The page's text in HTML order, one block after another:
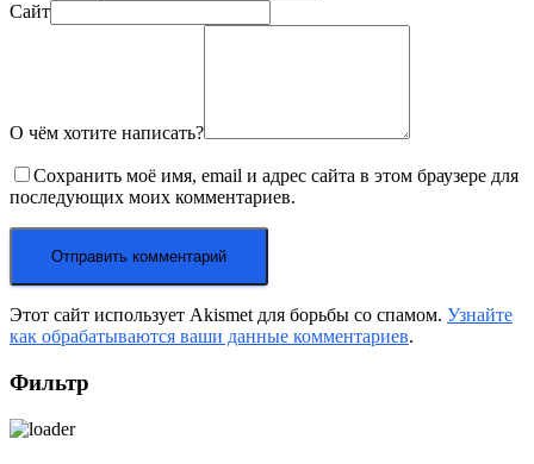
Сайт
О чём хотите написать?
Сохранить моё имя, email и адрес сайта в этом браузере для
последующих моих комментариев.
Этот сайт использует Akismet для борьбы со спамом. Узнайте
как обрабатываются ваши данные комментариев.
Фильтр